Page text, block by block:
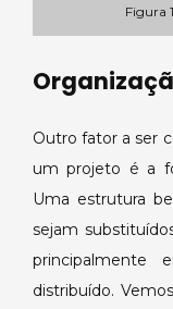
Figura
Outro fator a ser
um projeto é a
Uma estrutura
sejam
principalmente
distribuído.